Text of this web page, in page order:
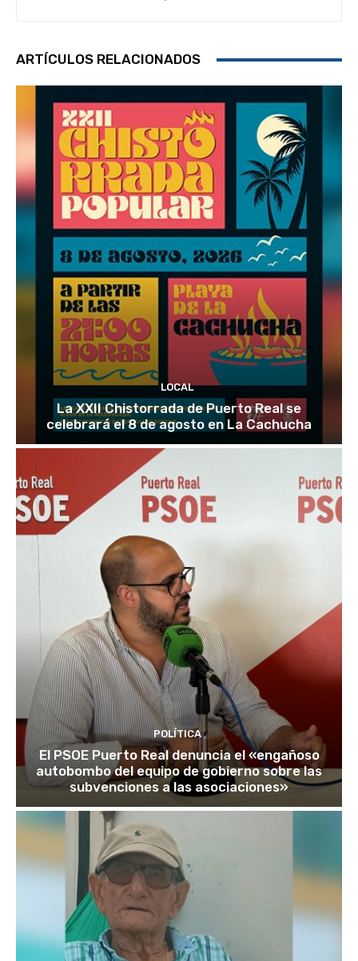
ARTÍCULOS RELACIONADOS
LOCAL
La XXII Chistorrada de Puerto Real se
celebrará el 8 de agosto en La Cachucha
POLÍTICA
El PSOE Puerto Real denuncia el «engañoso
autobombo del equipo de gobierno sobre las
subvenciones a las asociaciones»